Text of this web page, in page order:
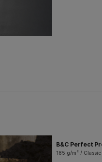
B&C Perfect
185 g/m² / Classic